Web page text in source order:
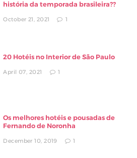
história da temporada brasileira??
October 21, 2021 1
20 Hotéis no Interior de São Paulo
April 07, 2021 1
Os melhores hotéis e pousadas de
Fernando de Noronha
December 10, 2019 1